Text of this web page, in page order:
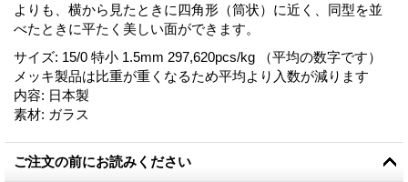
よりも、横から見たときに四角形（筒状）に近く、同型を並
べたときに平たく美しい面ができます。
サイズ: 15/0 特小 1.5mm 297,620pcs/kg （平均の数字です）
メッキ製品は比重が重くなるため平均より入数が減ります
内容: 日本製
素材: ガラス
ご注文の前にお読みください